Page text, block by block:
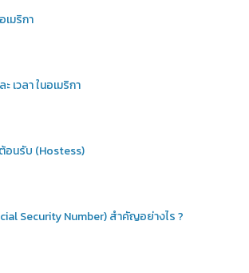
เมริกา
เวลา ในอเมริกา
อนรับ (Hostess)
Security Number) สำคัญอย่างไร ?